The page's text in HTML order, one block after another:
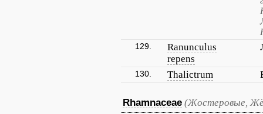
129.
Ranunculus
repens
130. Thalictrum
Rhamnaceae (Жостеровые,